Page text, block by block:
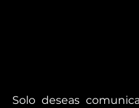
Solo deseas